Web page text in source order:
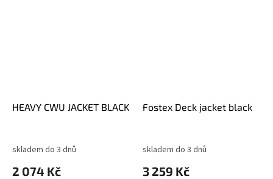
HEAVY CWU JACKET BLACK
skladem do 3 dnů
2 074 Kč
Fostex Deck jacket black
skladem do 3 dnů
3 259 Kč